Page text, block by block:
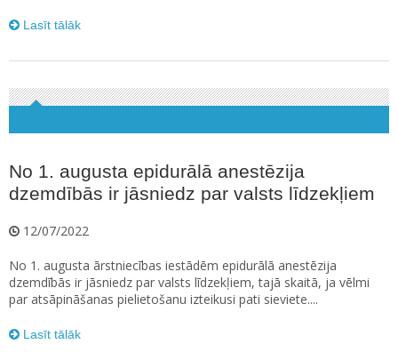
Lasīt tālāk
No 1. augusta epidurālā anestēzija
dzemdībās ir jāsniedz par valsts līdzekļiem
12/07/2022
No 1. augusta ārstniecības iestādēm epidurālā anestēzija
dzemdībās ir jāsniedz par valsts līdzekļiem, tajā skaitā, ja vēlmi
par atsāpināšanas pielietošanu izteikusi pati sieviete....
Lasīt tālāk